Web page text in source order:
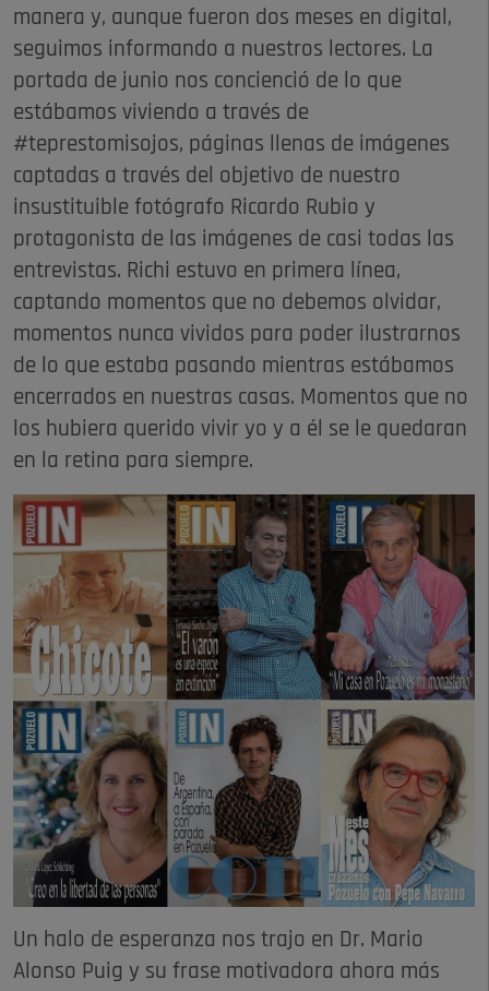
manera y, aunque fueron dos meses en digital,
seguimos informando a nuestros lectores. La
portada de junio nos concienció de lo que
estábamos viviendo a través de
#teprestomisojos, páginas llenas de imágenes
captadas a través del objetivo de nuestro
insustituible fotógrafo Ricardo Rubio y
protagonista de las imágenes de casi todas las
entrevistas. Richi estuvo en primera línea,
captando momentos que no debemos olvidar,
momentos nunca vividos para poder ilustrarnos
de lo que estaba pasando mientras estábamos
encerrados en nuestras casas. Momentos que no
los hubiera querido vivir yo y a él se le quedaran
en la retina para siempre.
Un halo de esperanza nos trajo en Dr. Mario
Alonso Puig y su frase motivadora ahora más